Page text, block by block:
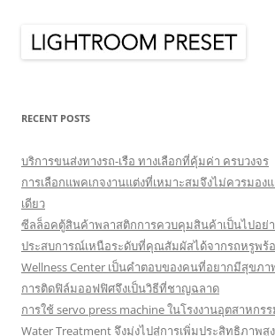
RECENT POSTS
บริการขนส่งทางรถ-เรือ ทางเลือกที่คุ้มค่า ครบวงจร
การเลือกแพคเกจงานแต่งที่เหมาะสมจึงไม่ควรมอง
เดียว
ซีลล็อคตู้สินค้าพลาสติกการควบคุมสินค้าเป็นไปอย่
ประสบการณ์เหนือระดับที่คุณสัมผัสได้จากรถหรูพร้
Wellness Center เป็นคำตอบของคนที่อยากมีสุขภา
การติดฟิล์มออฟฟิศจึงเป็นวิธีที่ชาญฉลาด
การใช้ servo press machine ในโรงงานอุตสาหกร
Water Treatment จึงมุ่งไปสู่การเพิ่มประสิทธิภาพสู